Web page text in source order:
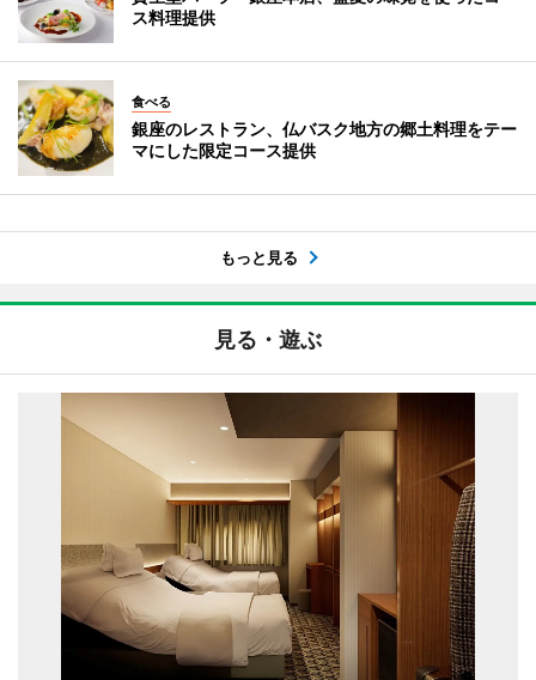
ス料理提供
食べる
銀座のレストラン、仏バスク地方の郷土料理をテー
マにした限定コース提供
もっと見る
見る・遊ぶ